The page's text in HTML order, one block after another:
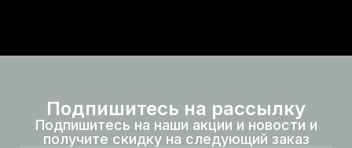
Подпишитесь на рассылку
Подпишитесь на наши акции и новости и
получите скидку на следующий заказ